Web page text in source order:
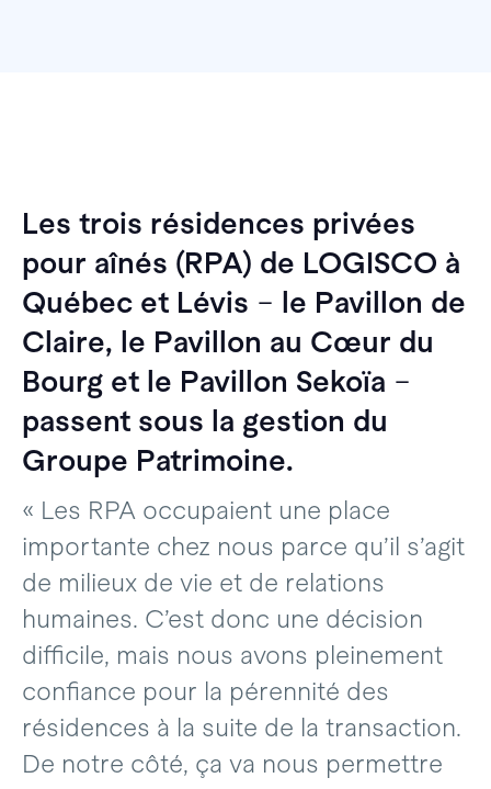
Les trois résidences privées
pour aînés (RPA) de LOGISCO à
Québec et Lévis – le Pavillon de
Claire, le Pavillon au Cœur du
Bourg et le Pavillon Sekoïa –
passent sous la gestion du
Groupe Patrimoine.
« Les RPA occupaient une place
importante chez nous parce qu’il s’agit
de milieux de vie et de relations
humaines. C’est donc une décision
difficile, mais nous avons pleinement
confiance pour la pérennité des
résidences à la suite de la transaction.
De notre côté, ça va nous permettre